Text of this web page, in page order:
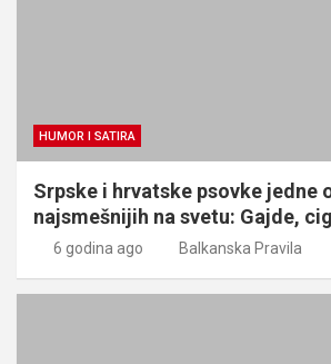
HUMOR I SATIRA
Srpske i hrvatske psovke jedne
najsmešnijih na svetu: Gajde,
6 godina ago Balkanska Pravila